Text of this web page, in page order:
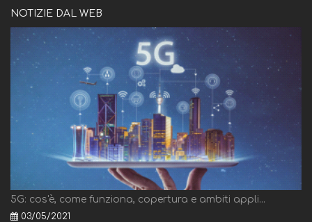
NOTIZIE DAL WEB
5G: cos'è, come funziona, copertura e ambiti appli...
03/05/2021